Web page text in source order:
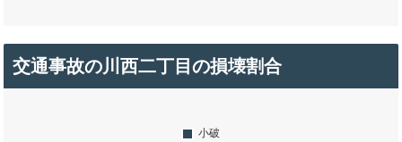
交通事故の川西二丁目の損壊割合